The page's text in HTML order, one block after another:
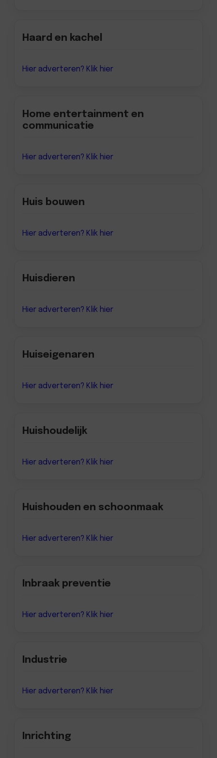
Haard en kachel
Hier adverteren? Klik hier
Home entertainment en
communicatie
Hier adverteren? Klik hier
Huis bouwen
Hier adverteren? Klik hier
Huisdieren
Hier adverteren? Klik hier
Huiseigenaren
Hier adverteren? Klik hier
Huishoudelijk
Hier adverteren? Klik hier
Huishouden en schoonmaak
Hier adverteren? Klik hier
Inbraak preventie
Hier adverteren? Klik hier
Industrie
Hier adverteren? Klik hier
Inrichting